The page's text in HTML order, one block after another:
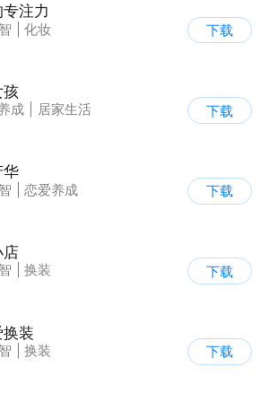
注力
化妆
士
下载
孩
成
居家生活
下载
华
恋爱养成
史
下载
店
换装
下载
装
换装
戏
下载